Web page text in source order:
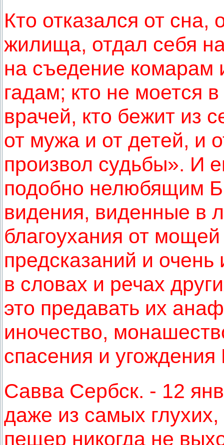
Кто отказался от сна,
жилища, отдал себя
на съедение комарам
гадам; кто не моется
врачей, кто бежит из
от мужа и от детей, и
произвол судьбы». И
подобно нелюбящим
видения, виденные в
благоухания от
предсказаний и очень
в словах и речах
это предавать их
иночество,
спасения и угождения
Савва Сербск. - 12
даже из самых
пещер никогда не